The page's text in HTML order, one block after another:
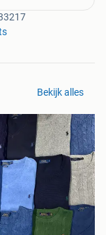
Bekijk alles